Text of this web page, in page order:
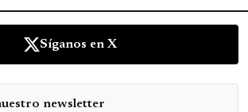
Síganos en X
newsletter